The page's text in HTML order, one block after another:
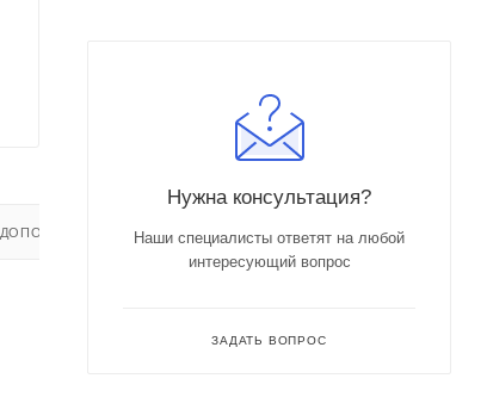
ДОПОЛНИТЕЛЬНО
Нужна консультация?
Наши специалисты ответят на любой
интересующий вопрос
ЗАДАТЬ ВОПРОС